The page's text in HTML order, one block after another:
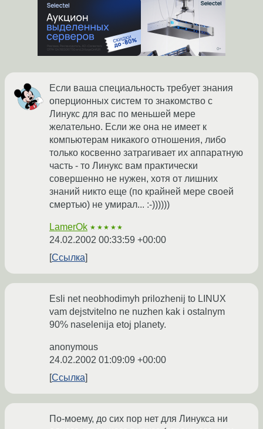
Если ваша специальность требует знания
оперционных систем то знакомство с
Линукс для вас по меньшей мере
желательно. Если же она не имеет к
компьютерам никакого отношения, либо
только косвенно затрагивает их аппаратную
часть - то Линукс вам практически
совершенно не нужен, хотя от лишних
знаний никто еще (по крайней мере своей
смертью) не умирал... :-))))))
LamerOk ★★★★★
24.02.2002 00:33:59 +00:00
Ссылка
Esli net neobhodimyh prilozhenij to LINUX
vam dejstvitelno ne nuzhen kak i ostalnym
90% naselenija etoj planety.
anonymous
24.02.2002 01:09:09 +00:00
Ссылка
По-моему, до сих пор нет для Линукса ни